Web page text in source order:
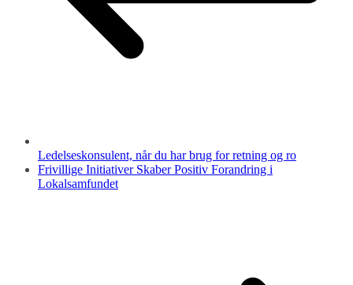
Ledelseskonsulent, når du har brug for retning og ro
Frivillige Initiativer Skaber Positiv Forandring i
Lokalsamfundet